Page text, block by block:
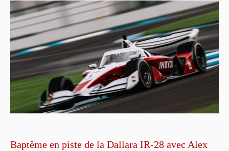
Baptême en piste de la Dallara IR-28 avec Alex